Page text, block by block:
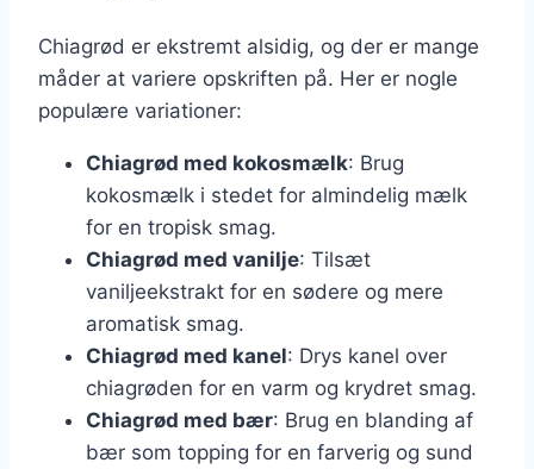
Chiagrød er ekstremt alsidig, og der er mange
måder at variere opskriften på. Her er nogle
populære variationer:
Chiagrød med kokosmælk: Brug
kokosmælk i stedet for almindelig mælk
for en tropisk smag.
Chiagrød med vanilje: Tilsæt
vaniljeekstrakt for en sødere og mere
aromatisk smag.
Chiagrød med kanel: Drys kanel over
chiagrøden for en varm og krydret smag.
Chiagrød med bær: Brug en blanding af
bær som topping for en farverig og sund